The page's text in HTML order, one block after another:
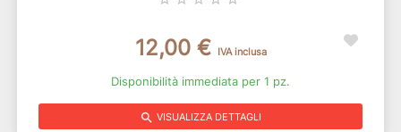
12,00 € IVA inclusa
Disponibilità immediata per 1 pz.
search VISUALIZZA DETTAGLI